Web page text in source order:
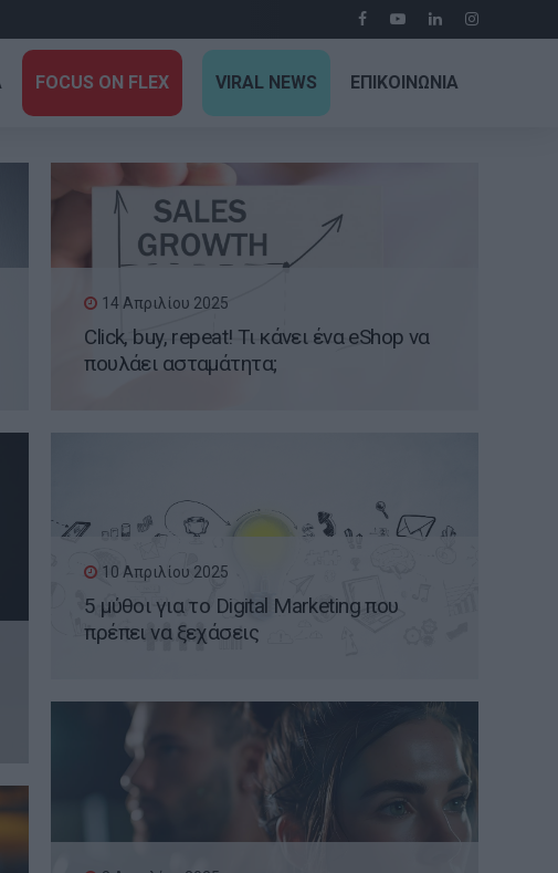
FOCUS ON FLEX VIRAL NEWS ΕΠΙΚΟΙΝΩΝΙΑ
14 Απριλίου 2025
Click, buy, repeat! Τι κάνει ένα eShop να
πουλάει ασταμάτητα;
10 Απριλίου 2025
5 μύθοι για το Digital Marketing που
πρέπει να ξεχάσεις